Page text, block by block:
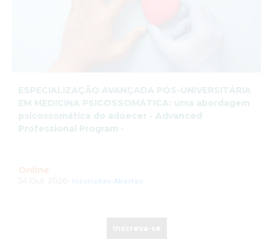
ESPECIALIZAÇÃO AVANÇADA PÓS-UNIVERSITÁRIA
EM MEDICINA PSICOSSOMÁTICA: uma abordagem
psicossomática do adoecer - Advanced
Professional Program -
Online
Inscrições Abertas